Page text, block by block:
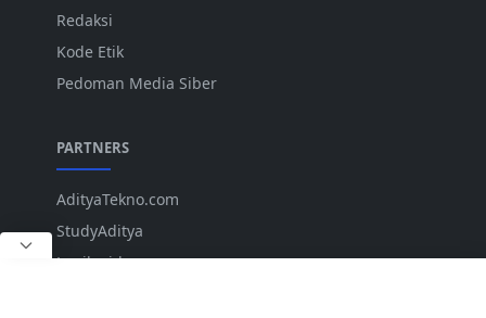
Redaksi
Kode Etik
Pedoman Media Siber
PARTNERS
AdityaTekno.com
StudyAditya
Lepiku.id